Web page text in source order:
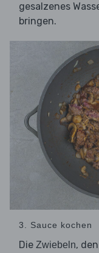
gesalzenes
bringen.
3. Sauce kochen
Die Zwiebeln, den